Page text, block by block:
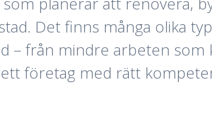
Det finns många olika
– från mindre arbeten som
företag med rätt